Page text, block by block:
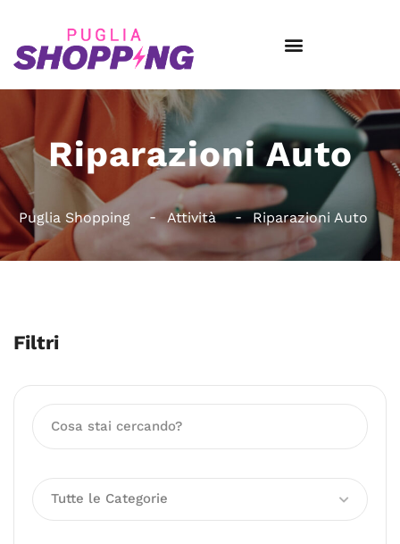
Riparazioni Auto
Puglia Shopping Attività Riparazioni Auto
Filtri
Tutte le Categorie